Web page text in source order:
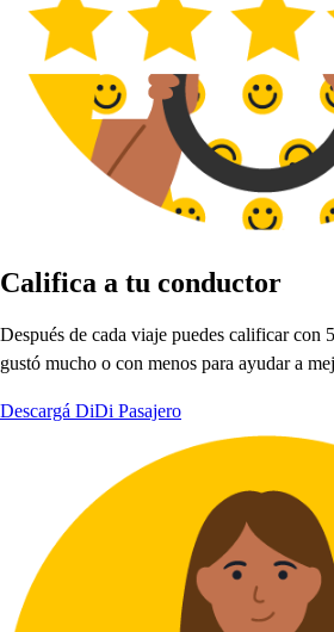
Califica a tu conductor
Después de cada viaje puedes calificar con
gustó mucho o con menos para ayudar a
Descargá DiDi Pasajero